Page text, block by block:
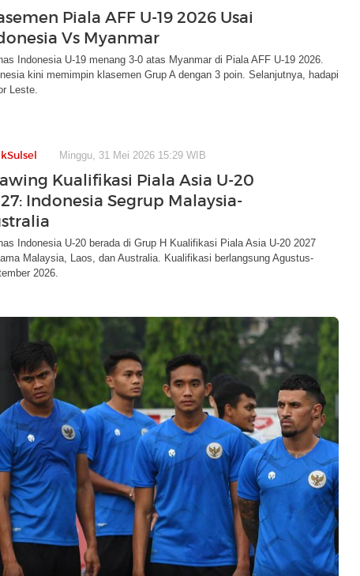
Piala AFF U-19 2026 Usai
Vs Myanmar
Indonesia U-19 menang 3-0 atas Myanmar di Piala AFF U-19 2026.
kini memimpin klasemen Grup A dengan 3 poin. Selanjutnya, hadapi
Leste.
Minggu, 31 Mei 2026 15:29 WIB
Kualifikasi Piala Asia U-20
Indonesia Segrup Malaysia-
Indonesia U-20 berada di Grup H Kualifikasi Piala Asia U-20 2027
Malaysia, Laos, dan Australia. Kualifikasi berlangsung Agustus-
2026.